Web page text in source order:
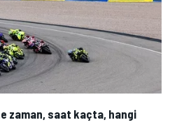
zaman, saat kaçta, hangi